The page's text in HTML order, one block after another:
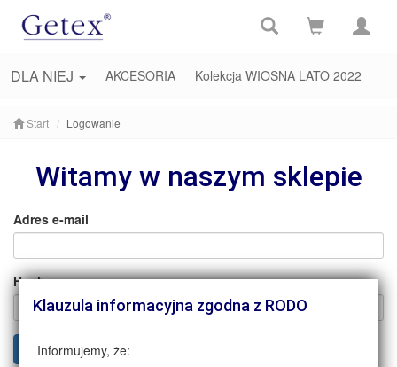
DLA NIEJ AKCESORIA Kolekcja WIOSNA LATO 2022
Start Logowanie
Witamy w naszym sklepie
Adres e-mail
Hasło
Zaloguj się
Klauzula informacyjna zgodna z RODO
Informujemy, że: